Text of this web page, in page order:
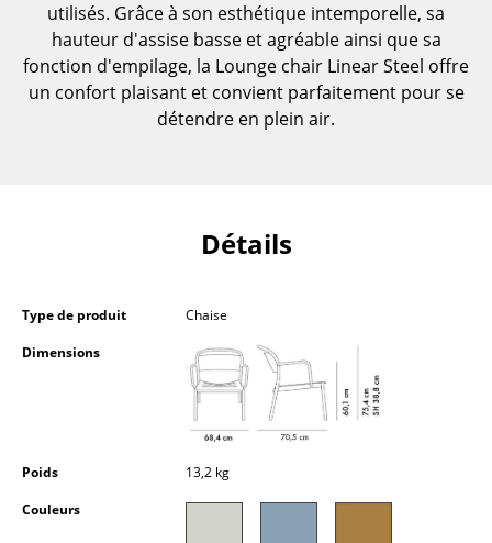
Rangements
Étagères & Armoires
Bibliothèques
Petits rangements
Pièces détachées
... voir tous les rangements
utilisés. Grâce à son esthétique intemporelle, sa
hauteur d'assise basse et agréable ainsi que sa
fonction d'empilage, la Lounge chair Linear Steel offre
un confort plaisant et convient parfaitement pour se
détendre en plein air.
Détails
Type de produit
Chaise
Dimensions
Poids
13,2 kg
Couleurs